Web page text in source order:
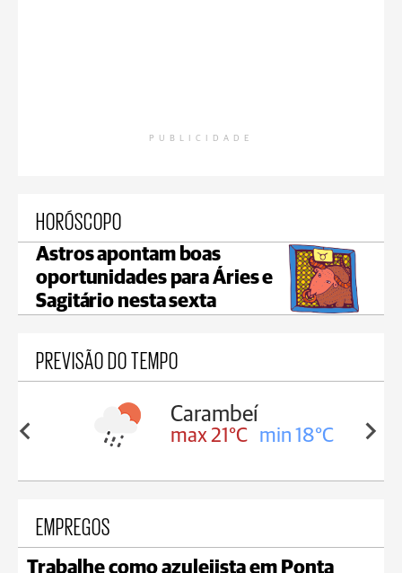
PUBLICIDADE
HORÓSCOPO
Astros apontam boas
oportunidades para Áries e
Sagitário nesta sexta
PREVISÃO DO TEMPO
18°C
Carambeí
max 21°C min 18°C
EMPREGOS
Trabalhe como azulejista em Ponta